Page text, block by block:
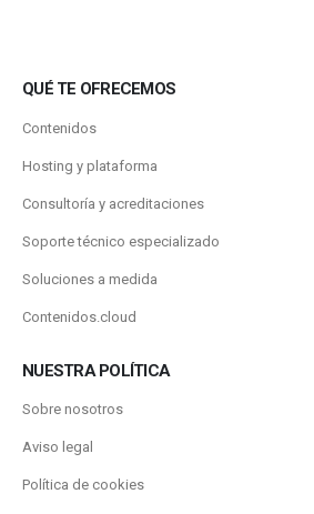
QUÉ TE OFRECEMOS
Contenidos
Hosting y plataforma
Consultoría y acreditaciones
Soporte técnico especializado
Soluciones a medida
Contenidos.cloud
NUESTRA POLÍTICA
Sobre nosotros
Aviso legal
Política de cookies